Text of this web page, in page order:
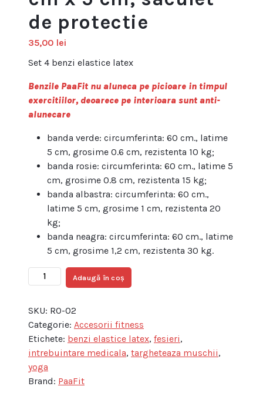
de protectie
35,00 lei
Set 4 benzi elastice latex
Benzile PaaFit nu aluneca pe picioare in timpul
exercitiilor, deoarece pe interioara sunt anti-
alunecare
banda verde: circumferinta: 60 cm., latime
5 cm, grosime 0.6 cm, rezistenta 10 kg;
banda rosie: circumferinta: 60 cm., latime 5
cm, grosime 0.8 cm, rezistenta 15 kg;
banda albastra: circumferinta: 60 cm.,
latime 5 cm, grosime 1 cm, rezistenta 20
kg;
banda neagra: circumferinta: 60 cm., latime
5 cm, grosime 1,2 cm, rezistenta 30 kg.
Cantitate
Set
benzi
elastice
latex,
Paafit,
multicolor,
4
Adaugă în coș
SKU: RO-02
Categorie: Accesorii fitness
Etichete: benzi elastice latex, fesieri,
intrebuintare medicala, targheteaza muschii,
yoga
Brand: PaaFit